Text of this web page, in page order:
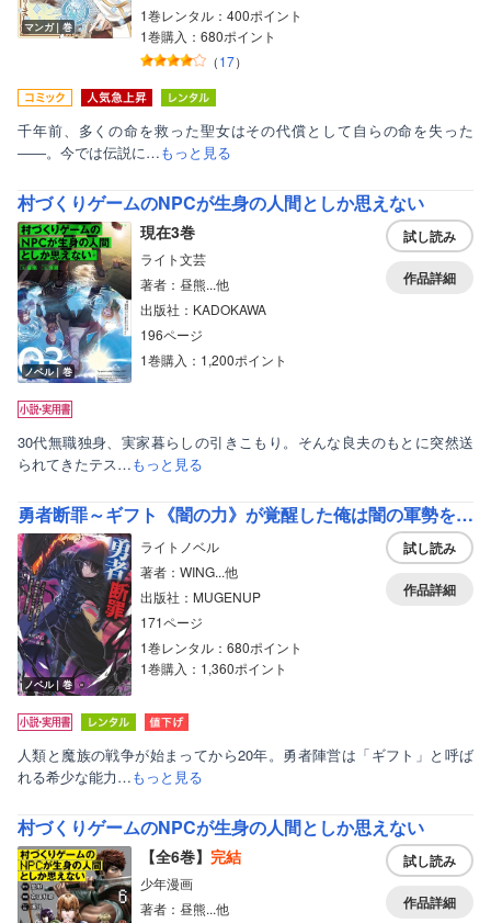
マンガ｜巻
1巻レンタル：400ポイント
1巻購入：680ポイント
（17）
千年前、多くの命を救った聖女はその代償として自らの命を失った
――。今では伝説に…もっと見る
村づくりゲームのNPCが生身の人間としか思えない
ノベル｜巻
現在3巻
ライト文芸
著者：昼熊...他
出版社：KADOKAWA
196ページ
1巻購入：1,200ポイント
試し読み
作品詳細
30代無職独身、実家暮らしの引きこもり。そんな良夫のもとに突然送
られてきたテス…もっと見る
勇者断罪～ギフト《闇の力》が覚醒した俺は闇の軍勢を率いて魔王と共に勇者と人類に復讐する～【通常版】
ノベル｜巻
ライトノベル
著者：WING...他
出版社：MUGENUP
171ページ
1巻レンタル：680ポイント
1巻購入：1,360ポイント
試し読み
作品詳細
人類と魔族の戦争が始まってから20年。勇者陣営は「ギフト」と呼ば
れる希少な能力…もっと見る
村づくりゲームのNPCが生身の人間としか思えない
【全6巻】 完結
少年漫画
著者：昼熊...他
試し読み
作品詳細
ボーイズラブ
ティーンズラブ
女性写真集